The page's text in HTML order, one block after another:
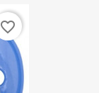
favorite_border